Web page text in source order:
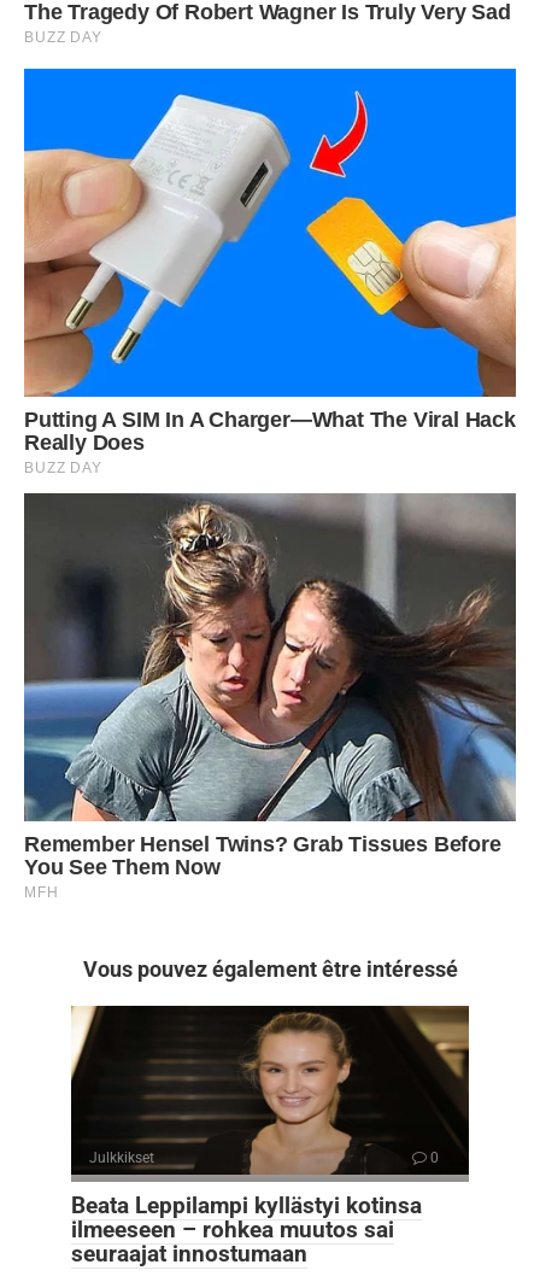
Vous pouvez également être intéressé
Julkkikset 0
Beata Leppilampi kyllästyi kotinsa
ilmeeseen – rohkea muutos sai
seuraajat innostumaan